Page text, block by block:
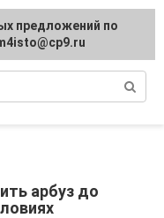
арбуз до
предложений по